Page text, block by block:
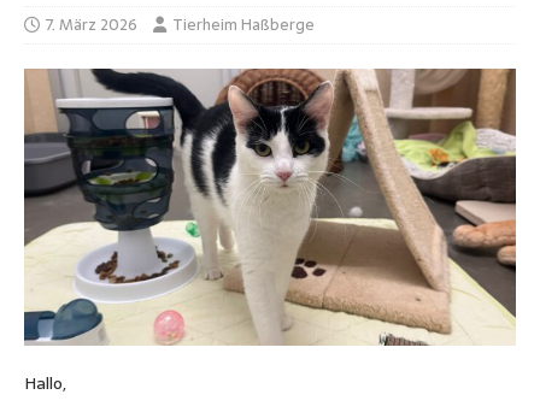
7. März 2026 Tierheim Haßberge
Hallo,